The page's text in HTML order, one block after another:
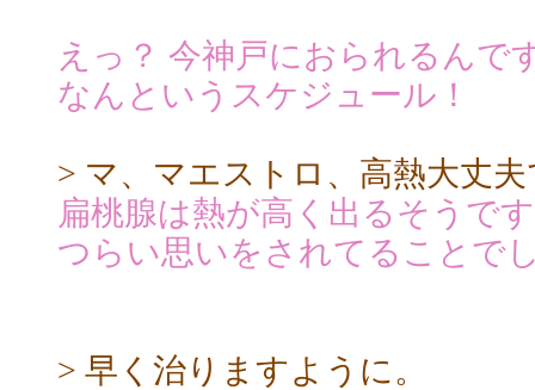
えっ？ 今神戸におられるんで
なんというスケジュール！
> マ、マエストロ、高熱大丈
扁桃腺は熱が高く出るそうで
つらい思いをされてることで
> 早く治りますように。